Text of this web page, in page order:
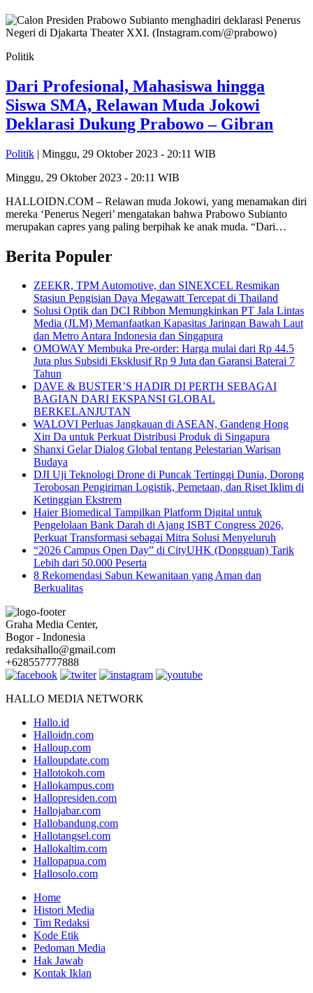
Politik
Dari Profesional, Mahasiswa hingga
Siswa SMA, Relawan Muda Jokowi
Deklarasi Dukung Prabowo – Gibran
Politik | Minggu, 29 Oktober 2023 - 20:11 WIB
Minggu, 29 Oktober 2023 - 20:11 WIB
HALLOIDN.COM – Relawan muda Jokowi, yang menamakan diri
mereka ‘Penerus Negeri’ mengatakan bahwa Prabowo Subianto
merupakan capres yang paling berpihak ke anak muda. “Dari…
Berita Populer
ZEEKR, TPM Automotive, dan SINEXCEL Resmikan
Stasiun Pengisian Daya Megawatt Tercepat di Thailand
Solusi Optik dan DCI Ribbon Memungkinkan PT Jala Lintas
Media (JLM) Memanfaatkan Kapasitas Jaringan Bawah Laut
dan Metro Antara Indonesia dan Singapura
OMOWAY Membuka Pre-order: Harga mulai dari Rp 44.5
Juta plus Subsidi Eksklusif Rp 9 Juta dan Garansi Baterai 7
Tahun
DAVE & BUSTER’S HADIR DI PERTH SEBAGAI
BAGIAN DARI EKSPANSI GLOBAL
BERKELANJUTAN
WALOVI Perluas Jangkauan di ASEAN, Gandeng Hong
Xin Da untuk Perkuat Distribusi Produk di Singapura
Shanxi Gelar Dialog Global tentang Pelestarian Warisan
Budaya
DJI Uji Teknologi Drone di Puncak Tertinggi Dunia, Dorong
Terobosan Pengiriman Logistik, Pemetaan, dan Riset Iklim di
Ketinggian Ekstrem
Haier Biomedical Tampilkan Platform Digital untuk
Pengelolaan Bank Darah di Ajang ISBT Congress 2026,
Perkuat Transformasi sebagai Mitra Solusi Menyeluruh
“2026 Campus Open Day” di CityUHK (Dongguan) Tarik
Lebih dari 50.000 Peserta
8 Rekomendasi Sabun Kewanitaan yang Aman dan
Berkualitas
Graha Media Center,
Bogor - Indonesia
redaksihallo@gmail.com
+628557777888
HALLO MEDIA NETWORK
Hallo.id
Halloidn.com
Halloup.com
Halloupdate.com
Hallotokoh.com
Hallokampus.com
Hallopresiden.com
Hallojabar.com
Hallobandung.com
Hallotangsel.com
Hallokaltim.com
Hallopapua.com
Hallosolo.com
Home
Histori Media
Tim Redaksi
Kode Etik
Pedoman Media
Hak Jawab
Kontak Iklan